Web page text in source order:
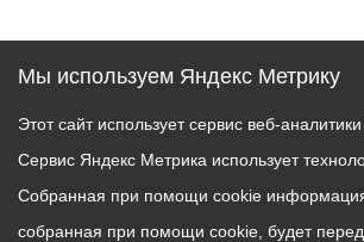
Мы используем Яндекс Метрику
Этот сайт использует сервис веб-
Сервис Яндекс Метрика использует
Собранная при помощи cookie информация
собранная при помощи cookie, будет